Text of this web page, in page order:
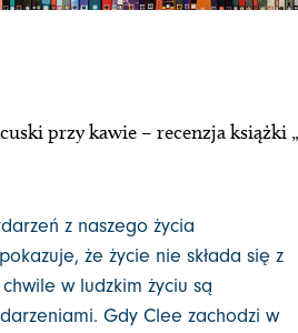
przy kawie – recenzja książki
z naszego życia
że życie nie składa się z
w ludzkim życiu są
Gdy Clee zachodzi w